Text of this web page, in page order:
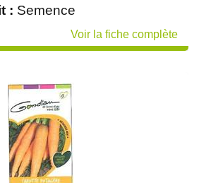
: Semence
Voir la fiche complète